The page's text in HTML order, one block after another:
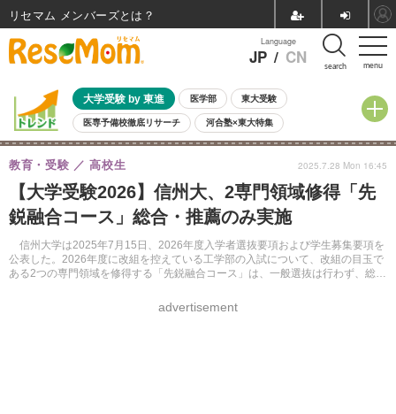
menu
Language
JP / CN search
大学受験 by 東進 医学部 東大受験
医専予備校徹底リサーチ 河合塾×東大特集
親子で考える大学選び 高校受験 中学受験 小学校受験
共通テスト 夏休み
8月開催イベント・WS 全国公立高校 過去問 人気記事
自由研究教材（小学生向け） 自由研究教材（中学生向け）
【大学受験2026】信州大、2専門領域修得「先
鋭融合コース」総合・推薦のみ実施
信州大学は2025年7月15日、2026年度入学者選抜要項および学生募集要項を
公表した。2026年度に改組を控えている工学部の入試について、改組の目玉で
ある2つの専門領域を修得する「先鋭融合コース」は、一般選抜は行わず、総合
教育・受験 高校生
advertisement
2025.7.28 Mon 16:45
リセマム メンバーズ